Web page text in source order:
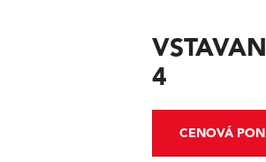
4
CENOVÁ